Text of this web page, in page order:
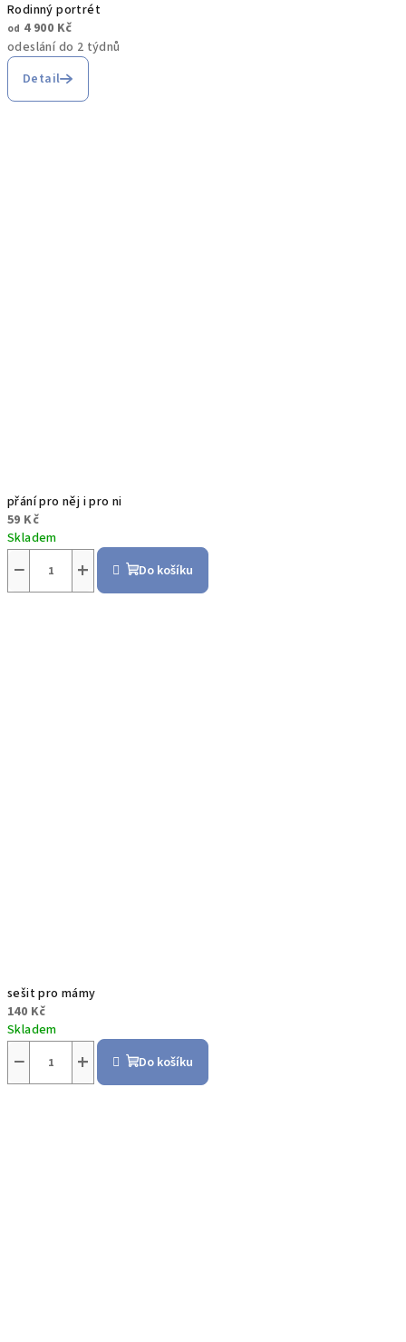
Rodinný portrét
od 4 900 Kč
odeslání do 2 týdnů
Detail
přání pro něj i pro ni
59 Kč
Skladem
+
− Do košíku
sešit pro mámy
140 Kč
Skladem
+
− Do košíku